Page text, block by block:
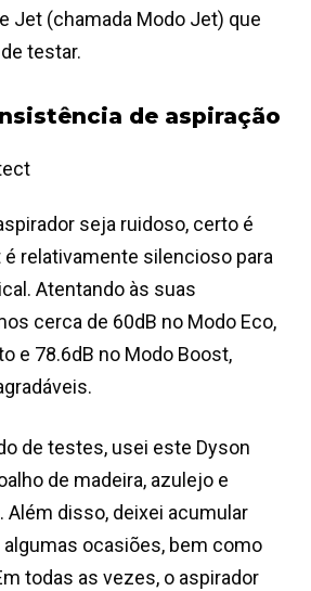
Jet (chamada Modo Jet) que
testar.
de aspiração
seja ruidoso, certo é
relativamente silencioso para
Atentando às suas
cerca de 60dB no Modo Eco,
e 78.6dB no Modo Boost,
de testes, usei este Dyson
de madeira, azulejo e
Além disso, deixei acumular
ocasiões, bem como
todas as vezes, o aspirador